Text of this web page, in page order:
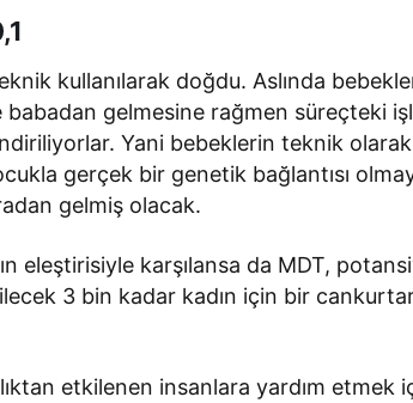
kullanılarak doğdu. Aslında
babadan gelmesine rağmen süreçteki
Yani bebeklerin teknik
gerçek bir genetik bağlantısı
gelmiş olacak.
eleştirisiyle karşılansa da MDT,
3 bin kadar kadın için bir
etkilenen insanlara yardım etmek